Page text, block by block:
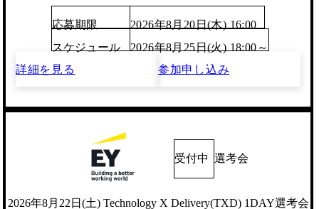
応募期限
2026年8月20日(木) 16:00
スケジュール
2026年8月25日(火) 18:00～
詳細を見る
参加申し込み
受付中 選考会
2026年8月22日(土) Technology X Delivery(TXD) 1DAY選考会